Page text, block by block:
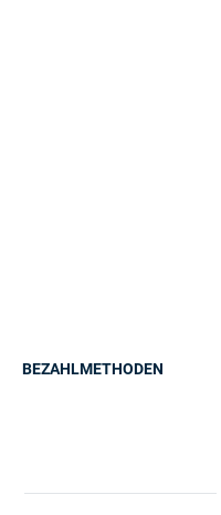
BEZAHLMETHODEN